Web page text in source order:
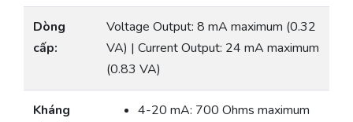
Dòng
cấp:
Voltage Output: 8 mA maximum (0.32
VA) | Current Output: 24 mA maximum
(0.83 VA)
Kháng
4-20 mA: 700 Ohms maximum